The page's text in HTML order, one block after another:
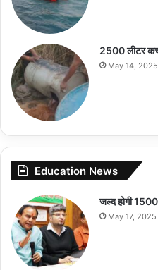
2500 लीटर
May 14, 2025
Education News
जल्द होगी 1500
May 17, 2025